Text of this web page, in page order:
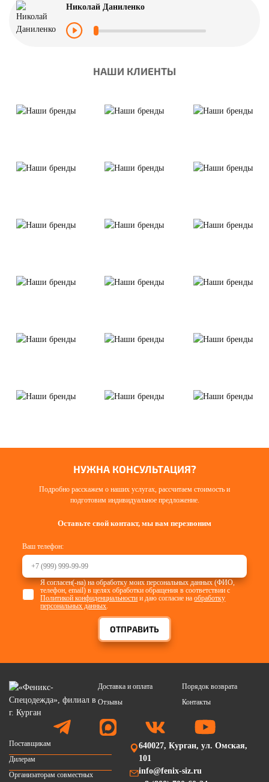
Николай Даниленко
НАШИ КЛИЕНТЫ
НУЖНА КОНСУЛЬТАЦИЯ?
Подробно расскажем о наших услугах, рассчитаем стоимость и
подготовим индивидуальное предложение.
Оставьте свой контакт, мы вам перезвоним
Ваш телефон:
ОТПРАВИТЬ
Я согласен(-на) на обработку моих персональных данных (ФИО,
телефон, email) в целях обработки обращения в соответствии с
Политикой конфиденциальности и даю согласие наобработку
персональных данных
Доставка и оплата
Порядок возврата
Отзывы
Контакты
Поставщикам
Дилерам
Организаторам совместных
640027, Курган, ул. Омская,
101
info@fenix-siz.ru